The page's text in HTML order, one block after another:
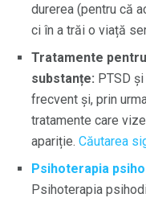
durerea (pentru că
ci în a trăi o viață
Tratamente
substanțe: PTSD
frecvent și, prin
tratamente care
apariție. Căutarea
Psihoterapia
Psihoterapia